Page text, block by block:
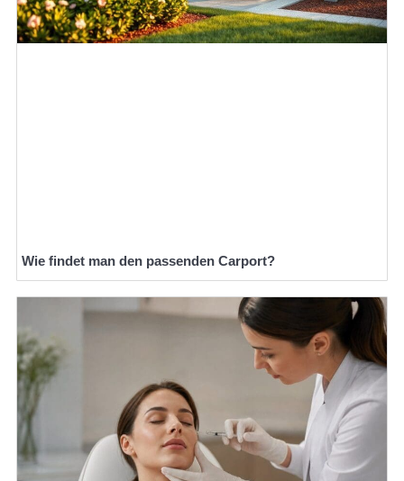
Wie findet man den passenden Carport?